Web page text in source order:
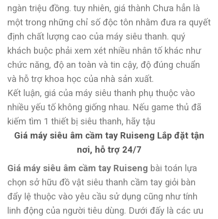
ngàn triệu đồng. tuy nhiên, giá thành Chưa hẳn là
một trong những chỉ số độc tôn nhằm đưa ra quyết
định chất lượng cao của máy siêu thanh. quý
khách buộc phải xem xét nhiều nhân tố khác như
chức năng, độ an toàn và tin cậy, độ đúng chuẩn
và hỗ trợ khoa học của nhà sản xuất.
Kết luận, giá của máy siêu thanh phụ thuộc vào
nhiều yếu tố không giống nhau. Nếu game thủ đã
kiếm tìm 1 thiết bị siêu thanh, hãy tậu
Giá máy siêu âm cầm tay Ruiseng Lắp đặt tận
nơi, hỗ trợ 24/7
Giá máy siêu âm cầm tay Ruiseng bài toán lựa
chọn sở hữu đồ vật siêu thanh cầm tay giỏi bàn
đẩy lệ thuộc vào yêu cầu sử dụng cũng như tính
linh động của người tiêu dùng. Dưới đấy là các ưu